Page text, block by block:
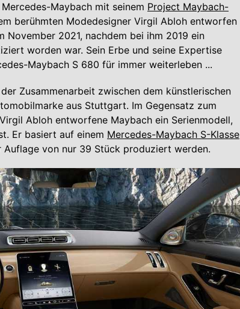
Maybach mit seinem Project Maybach-
berühmten Modedesigner Virgil Abloh entworfen
2021, nachdem bei ihm 2019 ein
worden war. Sein Erbe und seine Expertise
Maybach S 680 für immer weiterleben ...
Zusammenarbeit zwischen dem künstlerischen
aus Stuttgart. Im Gegensatz zum
Abloh entworfene Maybach ein Serienmodell,
Er basiert auf einem Mercedes-Maybach S-Klasse
von nur 39 Stück produziert werden.